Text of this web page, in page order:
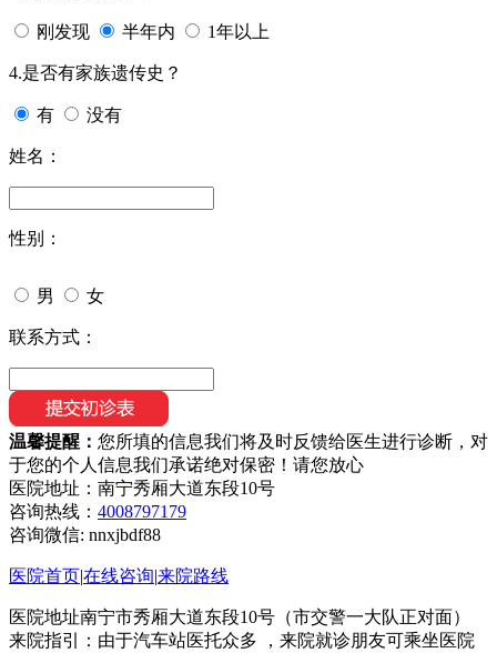
刚发现 半年内 1年以上
4.是否有家族遗传史？
有 没有
姓名：
性别：
男 女
联系方式：
温馨提醒： 您所填的信息我们将及时反馈给医生进行诊断，对
于您的个人信息我们承诺绝对保密！请您放心
医院地址：南宁秀厢大道东段10号
咨询热线： 4008797179
咨询微信: nnxjbdf88
医院首页|在线咨询|来院路线
医院地址南宁市秀厢大道东段10号（市交警一大队正对面）
来院指引：由于汽车站医托众多 ，来院就诊朋友可乘坐医院